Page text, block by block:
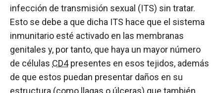
infección de transmisión sexual (ITS) sin tratar.
Esto se debe a que dicha ITS hace que el sistema
inmunitario esté activado en las membranas
genitales y, por tanto, que haya un mayor número
de células CD4presentes en esos tejidos, además
de que estos puedan presentar daños en su
estructura (como llagas o úlceras) que también